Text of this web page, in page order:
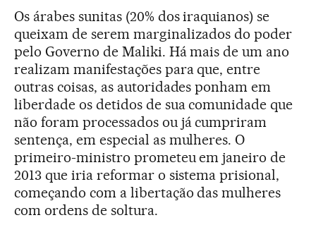
Os árabes sunitas (20% dos iraquianos) se
queixam de serem marginalizados do poder
pelo Governo de Maliki. Há mais de um ano
realizam manifestações para que, entre
outras coisas, as autoridades ponham em
liberdade os detidos de sua comunidade que
não foram processados ou já cumpriram
sentença, em especial as mulheres. O
primeiro-ministro prometeu em janeiro de
2013 que iria reformar o sistema prisional,
começando com a libertação das mulheres
com ordens de soltura.